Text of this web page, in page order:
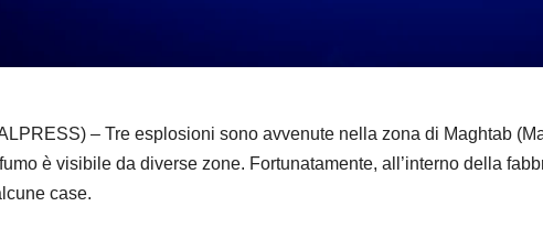
e
o
– Tre esplosioni sono avvenute nella zona di Maghtab
è visibile da diverse zone. Fortunatamente, all’interno della
case.